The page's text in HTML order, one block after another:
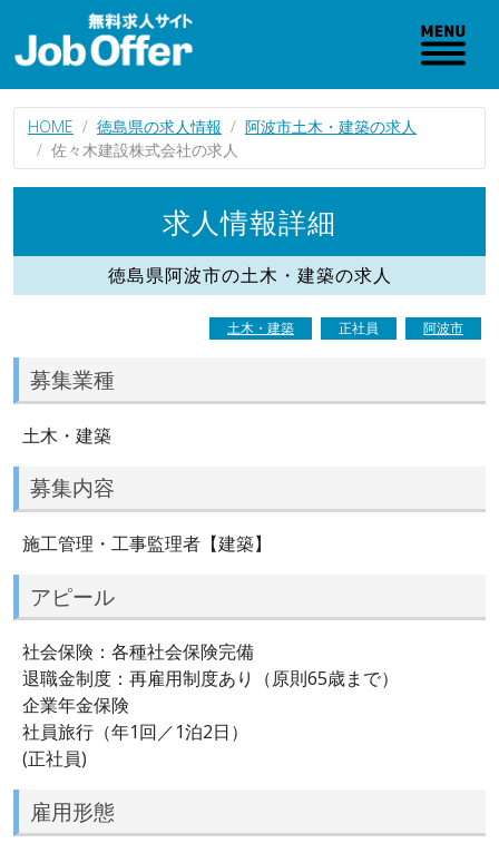
HOME 徳島県の求人情報
阿波市土木・建築の求人
佐々木建設株式会社の求人
求人情報詳細
徳島県阿波市の土木・建築の求人
土木・建築 正社員 阿波市
募集業種
土木・建築
募集内容
施工管理・工事監理者【建築】
アピール
社会保険：各種社会保険完備
退職金制度：再雇用制度あり（原則65歳まで）
企業年金保険
社員旅行（年1回／1泊2日）
(正社員)
雇用形態